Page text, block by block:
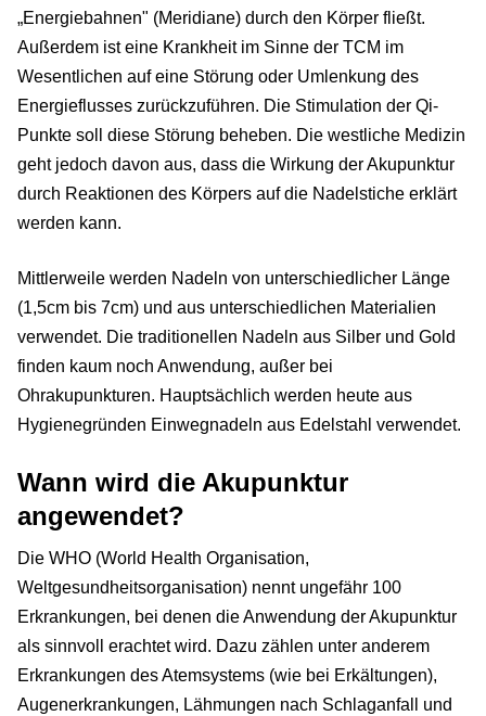
„Energiebahnen" (Meridiane) durch den Körper fließt.
Außerdem ist eine Krankheit im Sinne der TCM im
Wesentlichen auf eine Störung oder Umlenkung des
Energieflusses zurückzuführen. Die Stimulation der Qi-
Punkte soll diese Störung beheben. Die westliche Medizin
geht jedoch davon aus, dass die Wirkung der Akupunktur
durch Reaktionen des Körpers auf die Nadelstiche erklärt
werden kann.
Mittlerweile werden Nadeln von unterschiedlicher Länge
(1,5cm bis 7cm) und aus unterschiedlichen Materialien
verwendet. Die traditionellen Nadeln aus Silber und Gold
finden kaum noch Anwendung, außer bei
Ohrakupunkturen. Hauptsächlich werden heute aus
Hygienegründen Einwegnadeln aus Edelstahl verwendet.
Wann wird die Akupunktur
angewendet?
Die WHO (World Health Organisation,
Weltgesundheitsorganisation) nennt ungefähr 100
Erkrankungen, bei denen die Anwendung der Akupunktur
als sinnvoll erachtet wird. Dazu zählen unter anderem
Erkrankungen des Atemsystems (wie bei Erkältungen),
Augenerkrankungen, Lähmungen nach Schlaganfall und